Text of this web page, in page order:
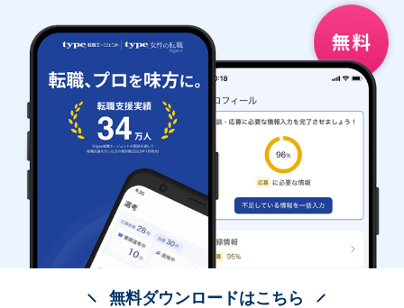
無料ダウンロードはこちら